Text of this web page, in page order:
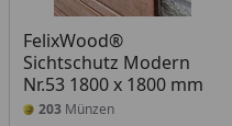
FelixWood®
Sichtschutz Modern
Nr.53 1800 x 1800 mm
203 Münzen